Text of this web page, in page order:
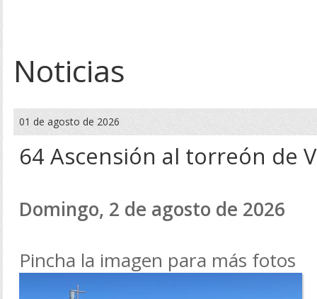
Noticias
01 de agosto de 2026
64 Ascensión al torreón de
Domingo, 2 de agosto de 2026
Pincha la imagen para más fotos